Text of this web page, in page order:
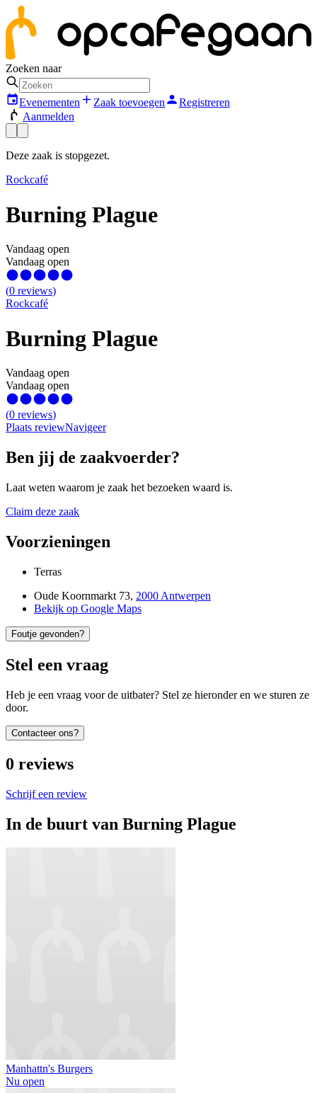
Zoeken naar
Evenementen Zaak toevoegen
Registreren
Aanmelden
Deze zaak is stopgezet.
Rockcafé
Burning Plague
Vandaag open
Vandaag open
(0 reviews)
Rockcafé
Burning Plague
Vandaag open
Vandaag open
(0 reviews)
Plaats reviewNavigeer
Ben jij de zaakvoerder?
Laat weten waarom je zaak het bezoeken waard is.
Claim deze zaak
Voorzieningen
Terras
Oude Koornmarkt 73, 2000 Antwerpen
Bekijk op Google Maps
Foutje gevonden?
Stel een vraag
Heb je een vraag voor de uitbater? Stel ze hieronder en we sturen ze
door.
Contacteer ons?
0 reviews
Schrijf een review
In de buurt van Burning Plague
Manhattn's Burgers
Nu open